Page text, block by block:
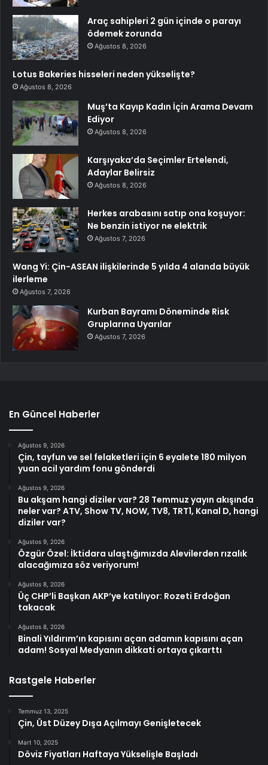
Araç sahipleri 2 gün içinde o parayı
ödemek zorunda
Ağustos 8, 2026
Lotus Bakeries hisseleri neden yükselişte?
Ağustos 8, 2026
Muş’ta Kayıp Kadın İçin Arama Devam
Ediyor
Ağustos 8, 2026
Karşıyaka’da Seçimler Ertelendi,
Adaylar Belirsiz
Ağustos 8, 2026
Herkes arabasını satıp ona koşuyor:
Ne benzin istiyor ne elektrik
Ağustos 7, 2026
Wang Yi: Çin-ASEAN ilişkilerinde 5 yılda 4 alanda büyük
ilerleme
Ağustos 7, 2026
Kurban Bayramı Döneminde Risk
Gruplarına Uyarılar
Ağustos 7, 2026
En Güncel Haberler
Ağustos 9, 2026
Çin, tayfun ve sel felaketleri için 6 eyalete 180 milyon
yuan acil yardım fonu gönderdi
Ağustos 9, 2026
Bu akşam hangi diziler var? 28 Temmuz yayın akışında
neler var? ATV, Show TV, NOW, TV8, TRT1, Kanal D, hangi
diziler var?
Ağustos 9, 2026
Özgür Özel: İktidara ulaştığımızda Alevilerden rızalık
alacağımıza söz veriyorum!
Ağustos 8, 2026
Üç CHP’li Başkan AKP’ye katılıyor: Rozeti Erdoğan
takacak
Ağustos 8, 2026
Binali Yıldırım’ın kapısını açan adamın kapısını açan
adam! Sosyal Medyanın dikkati ortaya çıkarttı
Rastgele Haberler
Temmuz 13, 2025
Çin, Üst Düzey Dışa Açılmayı Genişletecek
Mart 10, 2025
Döviz Fiyatları Haftaya Yükselişle Başladı